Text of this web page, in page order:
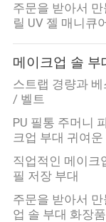
주문을 받아서
릴 UV 젤 매니큐
메이크업 솔 부
스트랩 경량과
/ 벨트
PU 필통 주머니
크업 부대 귀여
직업적인 메이크
필 저장 부대
주문을 받아서
업 솔 부대 화장